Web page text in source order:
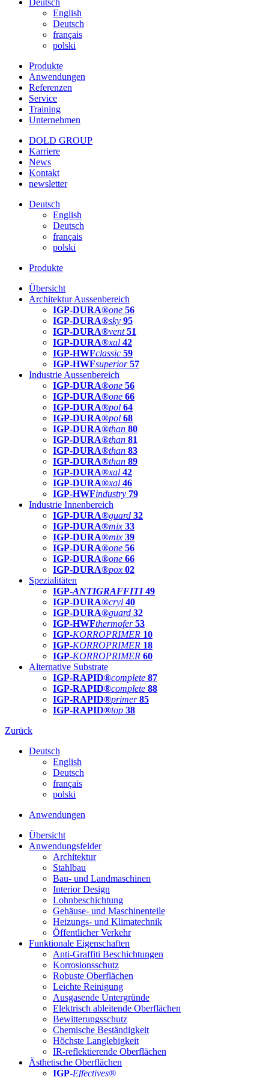
English
Deutsch
français
polski
Produkte
Anwendungen
Referenzen
Service
Training
Unternehmen
DOLD GROUP
Karriere
News
Kontakt
newsletter
Deutsch
English
Deutsch
français
polski
Produkte
Übersicht
Architektur Aussenbereich
IGP-DURA®one 56
IGP-DURA®sky 95
IGP-DURA®vent 51
IGP-DURA®xal 42
IGP-HWFclassic 59
IGP-HWFsuperior 57
Industrie Aussenbereich
IGP-DURA®one 56
IGP-DURA®one 66
IGP-DURA®pol 64
IGP-DURA®pol 68
IGP-DURA®than 80
IGP-DURA®than 81
IGP-DURA®than 83
IGP-DURA®than 89
IGP-DURA®xal 42
IGP-DURA®xal 46
IGP-HWFindustry 79
Industrie Innenbereich
IGP-DURA®guard 32
IGP-DURA®mix 33
IGP-DURA®mix 39
IGP-DURA®one 56
IGP-DURA®one 66
IGP-DURA®pox 02
Spezialitäten
IGP-ANTIGRAFFITI49
IGP-DURA®cryl 40
IGP-DURA®guard 32
IGP-HWFthermofer 53
IGP-KORROPRIMER 10
IGP-KORROPRIMER 18
IGP-KORROPRIMER 60
Alternative Substrate
IGP-RAPID®complete 87
IGP-RAPID®complete 88
IGP-RAPID®primer 85
IGP-RAPID®top 38
Zurück
Deutsch
English
Deutsch
français
polski
Anwendungen
Übersicht
Anwendungsfelder
Architektur
Stahlbau
Bau- und Landmaschinen
Interior Design
Lohnbeschichtung
Gehäuse- und Maschinenteile
Heizungs- und Klimatechnik
Öffentlicher Verkehr
Funktionale Eigenschaften
Anti-Graffiti Beschichtungen
Korrosionsschutz
Robuste Oberflächen
Leichte Reinigung
Ausgasende Untergründe
Elektrisch ableitende Oberflächen
Bewitterungsschutz
Chemische Beständigkeit
Höchste Langlebigkeit
IR-reflektierende Oberflächen
Ästhetische Oberflächen
IGP-Effectives®